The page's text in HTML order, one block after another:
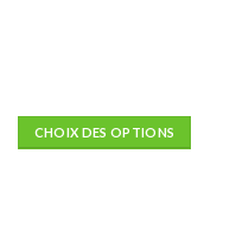
CHOIX DES OPTIONS